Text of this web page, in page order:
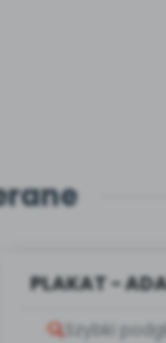
PLAKAT -
Szybki